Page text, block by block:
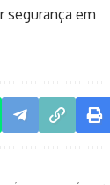
segurança em